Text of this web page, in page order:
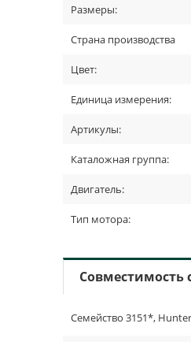
Размеры:
Страна производства
Цвет:
Единица измерения:
Артикулы:
Каталожная группа:
Двигатель:
Тип мотора:
Совместимость
Семейство 3151*,